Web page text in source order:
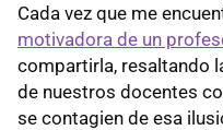
Cada vez que me
motivadora de un
compartirla, resaltando
de nuestros docentes
se contagien de esa